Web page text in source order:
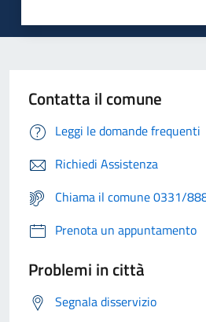
Contatta il comune
Leggi le domande frequenti
Richiedi Assistenza
Chiama il comune 0331/
Prenota un appuntamento
Problemi in città
Segnala disservizio